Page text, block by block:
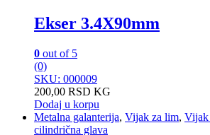
Ekser 3.4X90mm
0 out of 5
(0)
SKU: 000009
200,00 RSD KG
Dodaj u korpu
Metalna galanterija, Vijak za lim, Vijak
cilindrična glava